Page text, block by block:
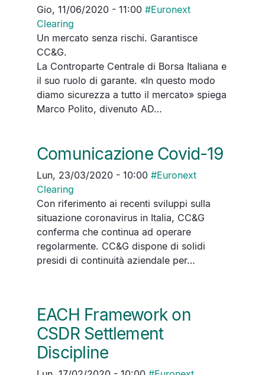
Gio, 11/06/2020 - 11:00 #Euronext
Clearing
Un mercato senza rischi. Garantisce
CC&G.
La Controparte Centrale di Borsa Italiana e
il suo ruolo di garante. «In questo modo
diamo sicurezza a tutto il mercato» spiega
Marco Polito, divenuto AD…
Comunicazione Covid-19
Lun, 23/03/2020 - 10:00 #Euronext
Clearing
Con riferimento ai recenti sviluppi sulla
situazione coronavirus in Italia, CC&G
conferma che continua ad operare
regolarmente. CC&G dispone di solidi
presidi di continuità aziendale per…
EACH Framework on
CSDR Settlement
Discipline